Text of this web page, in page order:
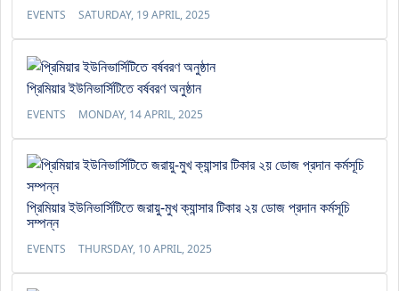
EVENTS SATURDAY, 19 APRIL, 2025
প্রিমিয়ার ইউনিভার্সিটিতে বর্ষবরণ অনুষ্ঠান
EVENTS MONDAY, 14 APRIL, 2025
প্রিমিয়ার ইউনিভার্সিটিতে জরায়ু-মুখ ক্যান্সার টিকার ২য় ডোজ প্রদান কর্মসূচি
সম্পন্ন
EVENTS THURSDAY, 10 APRIL, 2025